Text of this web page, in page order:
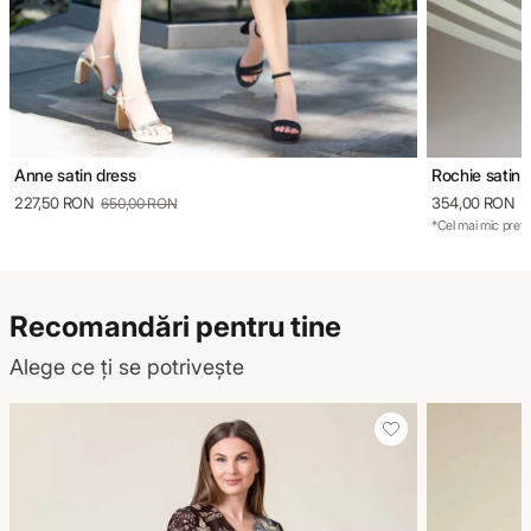
Anne satin dress
227,50 RON 650,00 RON
Rochie satin
354,00 RON
*Cel mai mic preț
Recomandări pentru tine
Alege ce ți se potrivește